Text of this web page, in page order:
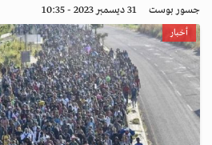
جسور بوست 31 ديسمبر 2023 - 10:35
أخبار